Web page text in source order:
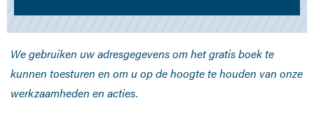
We gebruiken uw adresgegevens om het gratis boek te
kunnen toesturen en om u op de hoogte te houden van onze
werkzaamheden en acties.